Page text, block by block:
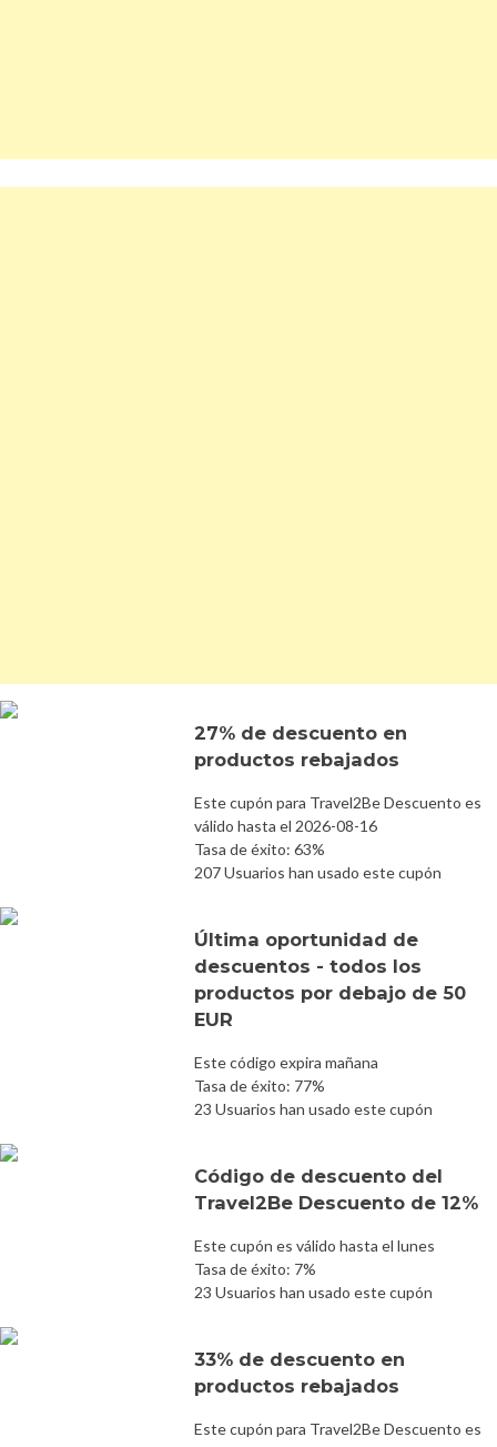
27% de descuento en
productos rebajados
Este cupón para Travel2Be Descuento es
válido hasta el 2026-08-16
Tasa de éxito: 63%
207 Usuarios han usado este cupón
Última oportunidad de
descuentos - todos los
productos por debajo de 50
EUR
Este código expira mañana
Tasa de éxito: 77%
23 Usuarios han usado este cupón
Código de descuento del
Travel2Be Descuento de 12%
Este cupón es válido hasta el lunes
Tasa de éxito: 7%
23 Usuarios han usado este cupón
33% de descuento en
productos rebajados
Este cupón para Travel2Be Descuento es